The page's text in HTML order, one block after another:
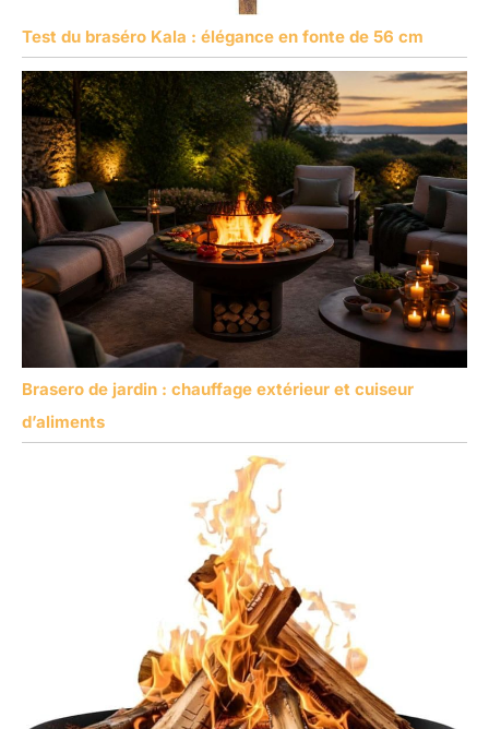
Test du braséro Kala : élégance en fonte de 56 cm
Brasero de jardin : chauffage extérieur et cuiseur
d’aliments